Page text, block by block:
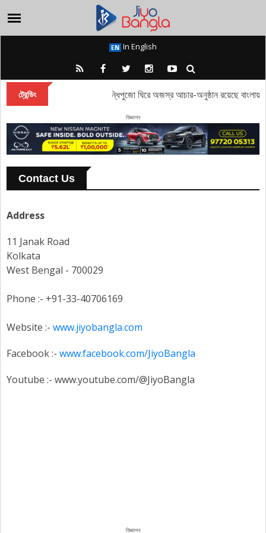
In English
ট্রেন্ডিং তাঁবি থেকে পদ্ম, সন্ধিপুজো ঘিরে অজস্র আচার-অনুষ্ঠান রয়েছে বাংলায়
বিজ্ঞাপন
Contact Us
Address
11 Janak Road
Kolkata
West Bengal - 700029
Phone :- +91-33-40706169
Website :- www.jiyobangla.com
Facebook :- www.facebook.com/JiyoBangla
Youtube :- www.youtube.com/@JiyoBangla
বিজ্ঞাপন